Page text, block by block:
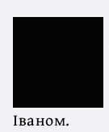
Іваном.